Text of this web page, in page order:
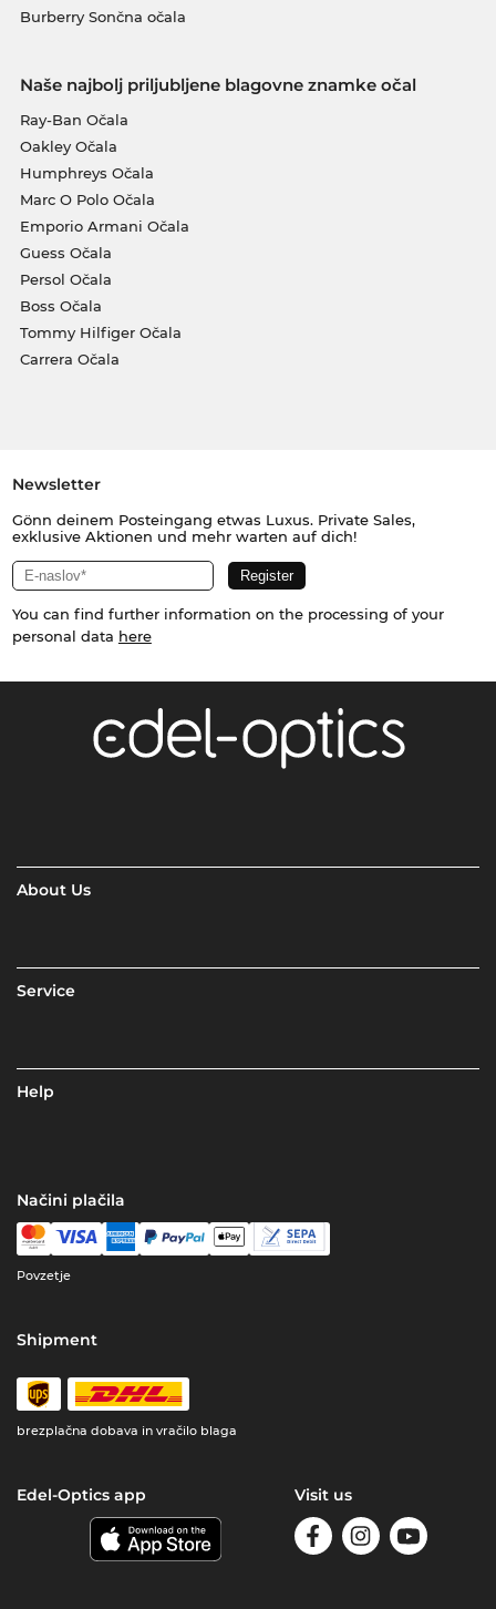
Burberry Sončna očala
Naše najbolj priljubljene blagovne znamke očal
Ray-Ban Očala
Oakley Očala
Humphreys Očala
Marc O Polo Očala
Emporio Armani Očala
Guess Očala
Persol Očala
Boss Očala
Tommy Hilfiger Očala
Carrera Očala
Newsletter
Gönn deinem Posteingang etwas Luxus. Private Sales,
exklusive Aktionen und mehr warten auf dich!
You can find further information on the processing of your
personal data here
About Us
Service
Help
Načini plačila
Povzetje
Shipment
brezplačna dobava in vračilo blaga
Edel-Optics app Visit us